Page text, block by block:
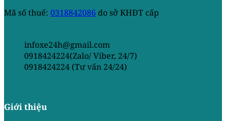
Mã số thuế: 0318842086 do sở KHĐT cấp
infoxe24h@gmail.com
0918424224(Zalo/ Viber, 24/7)
0918424224 (Tư vấn 24/24)
Giới thiệu